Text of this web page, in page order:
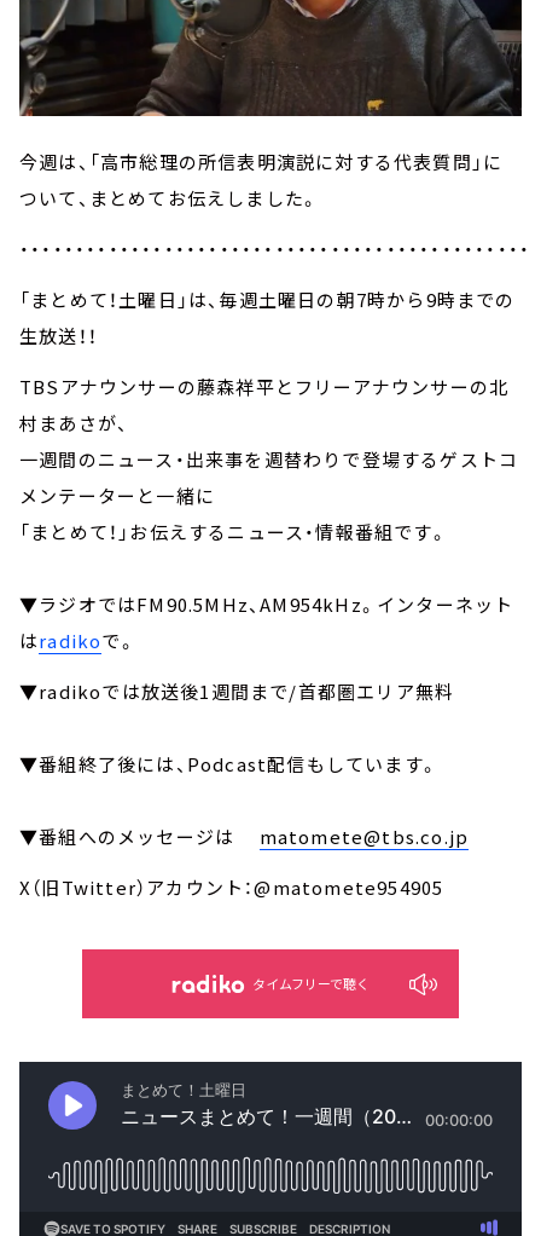
今週は、「高市総理の所信表明演説に対する代表質問」に
ついて、まとめてお伝えしました。
・・・・・・・・・・・・・・・・・・・・・・・・・・・・・・・・・・・・・・・・・・・・・・
「まとめて！土曜日」は、毎週土曜日の朝7時から9時までの
生放送！！
TBSアナウンサーの藤森祥平とフリーアナウンサーの北
村まあさが、
一週間のニュース・出来事を週替わりで登場するゲストコ
メンテーターと一緒に
「まとめて！」お伝えするニュース・情報番組です。
▼ラジオではFM90.5MHz、AM954kHz。インターネット
はradikoで。
▼radikoでは放送後1週間まで/首都圏エリア無料
▼番組終了後には、Podcast配信もしています。
▼番組へのメッセージは matomete@tbs.co.jp
X（旧Twitter）アカウント：@matomete954905
タイムフリーで聴く